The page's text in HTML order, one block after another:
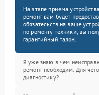
На этапе приема
ремонт вам будет
обязательств на ваше
по ремонту техники, вы
гарантийный талон.
Я уже знаю в чем
ремонт необходим. Для
диагностику?